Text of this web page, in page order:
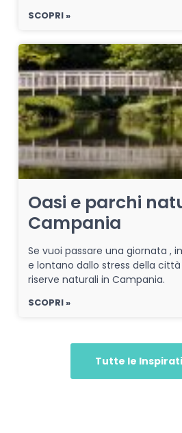
SCOPRI »
Oasi e parchi
Campania
Se vuoi passare una giornata ,
e lontano dallo stress della
riserve naturali in Campania.
SCOPRI »
Tutte le